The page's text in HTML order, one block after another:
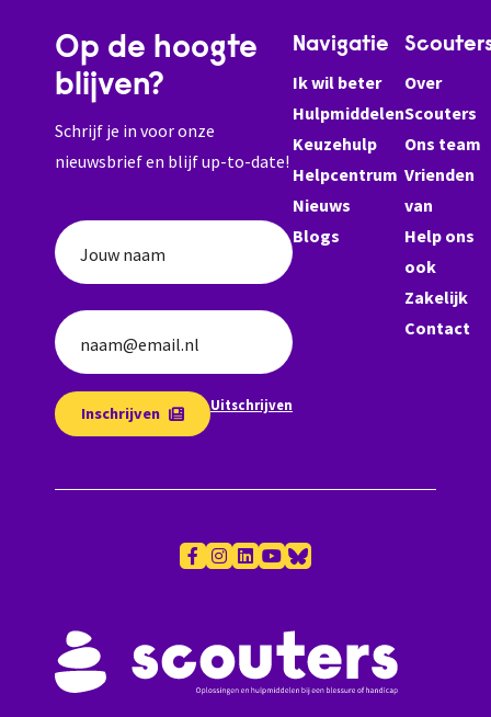
Op de hoogte
blijven?
Schrijf je in voor onze
nieuwsbrief en blijf up-to-date!
Jouw naam
naam@email.nl
Inschrijven Uitschrijven
Navigatie
Ik wil beter
Hulpmiddelen
Keuzehulp
Helpcentrum
Nieuws
Blogs
Over
Scouters
Ons team
Vrienden
van
Help ons
ook
Zakelijk
Contact